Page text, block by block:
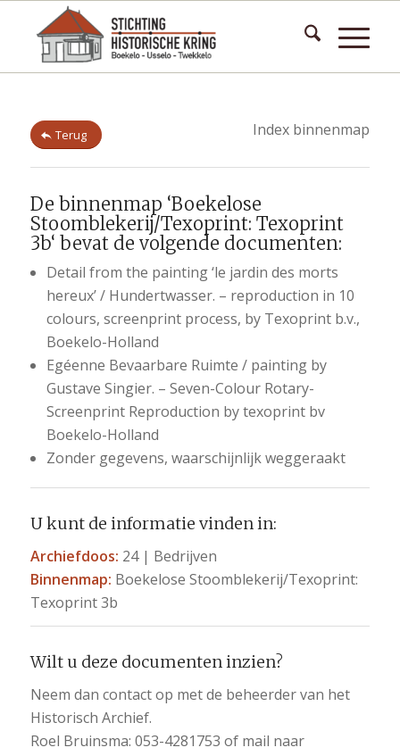
Terug Index binnenmap
De binnenmap ‘Boekelose
Stoomblekerij/Texoprint: Texoprint
3b‘ bevat de volgende documenten:
Detail from the painting ‘le jardin des morts
hereux’ / Hundertwasser. – reproduction in 10
colours, screenprint process, by Texoprint b.v.,
Boekelo-Holland
Egéenne Bevaarbare Ruimte / painting by
Gustave Singier. – Seven-Colour Rotary-
Screenprint Reproduction by texoprint bv
Boekelo-Holland
Zonder gegevens, waarschijnlijk weggeraakt
U kunt de informatie vinden in:
Archiefdoos: 24 | Bedrijven
Binnenmap: Boekelose Stoomblekerij/Texoprint:
Texoprint 3b
Wilt u deze documenten inzien?
Neem dan contact op met de beheerder van het
Historisch Archief.
Roel Bruinsma: 053-4281753 of mail naar